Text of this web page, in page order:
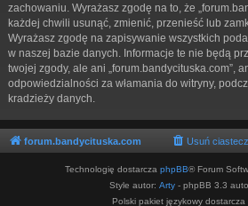
zachowaniu. Wyrażasz zgodę na to, że
każdej chwili usunąć, zmienić, przenieść lub
Wyrażasz zgodę na zapisywanie wszystkich
w naszej bazie danych. Informacje te nie będą
twojej zgody, ale ani „forum.bandycituska.com”,
odpowiedzialności za włamania do witryny,
kradzieży danych.
forum.bandycituska.com Usuń
Technologię dostarcza phpBB® Forum
Style autor: Arty - phpBB 3.3
Polski pakiet językowy dostarcza